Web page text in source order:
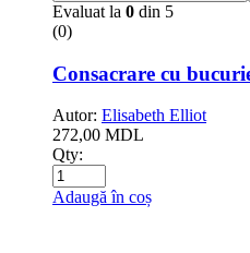
Evaluat la 0 din 5
(0)
Consacrare cu
Autor: Elisabeth Elliot
272,00 MDL
Qty:
Adaugă în coș